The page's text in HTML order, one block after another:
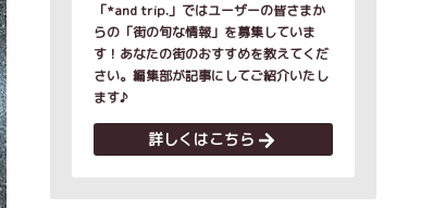
「*and trip.」ではユーザーの皆さまか
らの「街の旬な情報」を募集していま
す！あなたの街のおすすめを教えてくだ
さい。編集部が記事にしてご紹介いたし
ます♪
詳しくはこちら